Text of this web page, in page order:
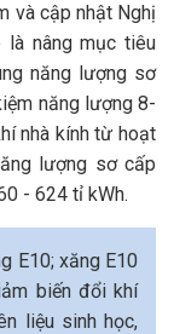
và cập nhật Nghị
là nâng mục tiêu
năng lượng sơ
năng lượng 8-
nhà kính từ hoạt
lượng sơ cấp
- 624 tỉ kWh.
E10; xăng E10
biến đổi khí
liệu sinh học,